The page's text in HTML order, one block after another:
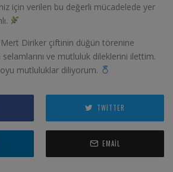
için verilen bu değerli mücadelede yer
Mert Diriker çiftinin düğün törenine
selamlarını ve mutluluk dileklerini ilettim.
mutluluklar diliyorum.
TWITTER
EMAIL